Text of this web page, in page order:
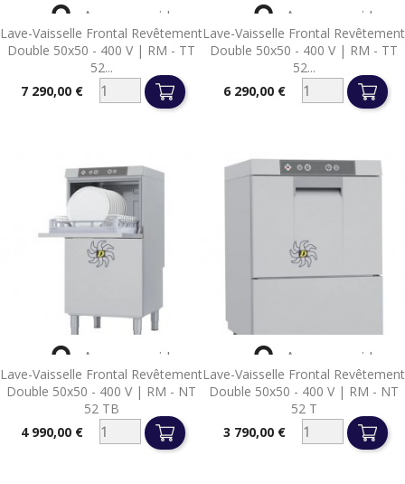
Lave-Vaisselle Frontal Revêtement
Double 50x50 - 400 V | RM - TT
52...
Prix7 290,00 €
 Aperçu rapide
Lave-Vaisselle Frontal Revêtement
Double 50x50 - 400 V | RM - TT
52...
Prix6 290,00 €
 Aperçu rapide
Lave-Vaisselle Frontal Revêtement
Double 50x50 - 400 V | RM - NT
52 TB
Prix4 990,00 €
 Aperçu rapide
Lave-Vaisselle Frontal Revêtement
Double 50x50 - 400 V | RM - NT
52 T
Prix3 790,00 €
 Aperçu rapide